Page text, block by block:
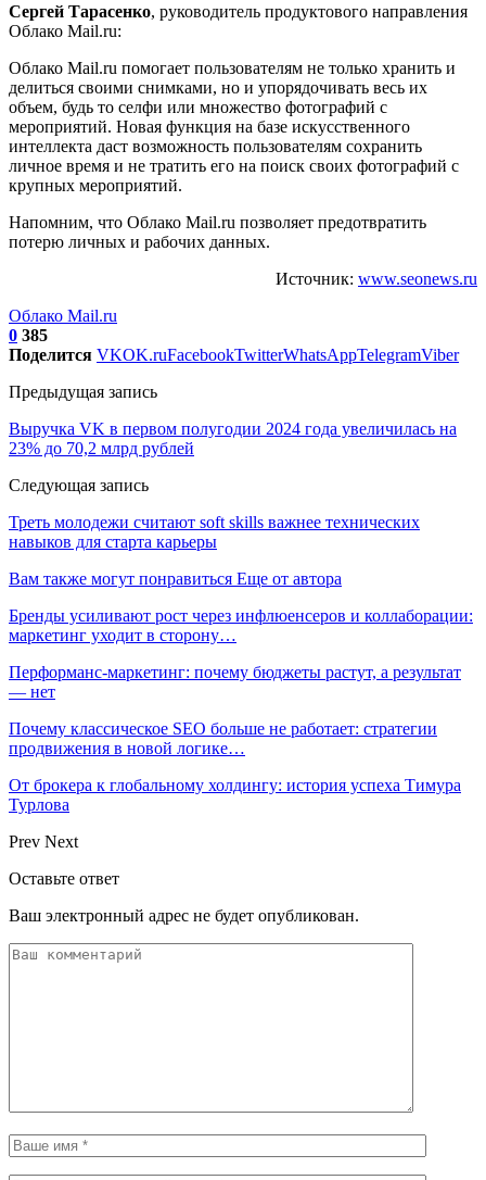
Сергей Тарасенко, руководитель продуктового направления
Облако Mail.ru:
Облако Mail.ru помогает пользователям не только хранить и
делиться своими снимками, но и упорядочивать весь их
объем, будь то селфи или множество фотографий с
мероприятий. Новая функция на базе искусственного
интеллекта даст возможность пользователям сохранить
личное время и не тратить его на поиск своих фотографий с
крупных мероприятий.
Напомним, что Облако Mail.ru позволяет предотвратить
потерю личных и рабочих данных.
Источник: www.seonews.ru
Облако Mail.ru
0 385
Поделится VKOK.ruFacebookTwitterWhatsAppTelegramViber
Предыдущая запись
Выручка VK в первом полугодии 2024 года увеличилась на
23% до 70,2 млрд рублей
Следующая запись
Треть молодежи считают soft skills важнее технических
навыков для старта карьеры
Вам также могут понравиться Еще от автора
Бренды усиливают рост через инфлюенсеров и коллаборации:
маркетинг уходит в сторону…
Перформанс-маркетинг: почему бюджеты растут, а результат
— нет
Почему классическое SEO больше не работает: стратегии
продвижения в новой логике…
От брокера к глобальному холдингу: история успеха Тимура
Турлова
Prev Next
Оставьте ответ
Ваш электронный адрес не будет опубликован.